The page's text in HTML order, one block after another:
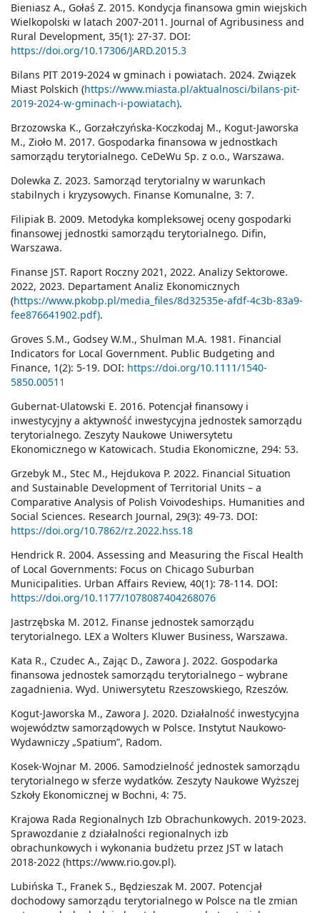
Bieniasz A., Gołaś Z. 2015. Kondycja finansowa gmin wiejskich
Wielkopolski w latach 2007-2011. Journal of Agribusiness and
Rural Development, 35(1): 27-37. DOI:
https://doi.org/10.17306/JARD.2015.3
Bilans PIT 2019-2024 w gminach i powiatach. 2024. Związek
Miast Polskich (https://www.miasta.pl/aktualnosci/bilans-pit-
2019-2024-w-gminach-i-powiatach).
Brzozowska K., Gorzałczyńska-Koczkodaj M., Kogut-Jaworska
M., Zioło M. 2017. Gospodarka finansowa w jednostkach
samorządu terytorialnego. CeDeWu Sp. z o.o., Warszawa.
Dolewka Z. 2023. Samorząd terytorialny w warunkach
stabilnych i kryzysowych. Finanse Komunalne, 3: 7.
Filipiak B. 2009. Metodyka kompleksowej oceny gospodarki
finansowej jednostki samorządu terytorialnego. Difin,
Warszawa.
Finanse JST. Raport Roczny 2021, 2022. Analizy Sektorowe.
2022, 2023. Departament Analiz Ekonomicznych
(https://www.pkobp.pl/media_files/8d32535e-afdf-4c3b-83a9-
fee876641902.pdf).
Groves S.M., Godsey W.M., Shulman M.A. 1981. Financial
Indicators for Local Government. Public Budgeting and
Finance, 1(2): 5-19. DOI: https://doi.org/10.1111/1540-
5850.00511
Gubernat-Ulatowski E. 2016. Potencjał finansowy i
inwestycyjny a aktywność inwestycyjna jednostek samorządu
terytorialnego. Zeszyty Naukowe Uniwersytetu
Ekonomicznego w Katowicach. Studia Ekonomiczne, 294: 53.
Grzebyk M., Stec M., Hejdukova P. 2022. Financial Situation
and Sustainable Development of Territorial Units – a
Comparative Analysis of Polish Voivodeships. Humanities and
Social Sciences. Research Journal, 29(3): 49-73. DOI:
https://doi.org/10.7862/rz.2022.hss.18
Hendrick R. 2004. Assessing and Measuring the Fiscal Health
of Local Governments: Focus on Chicago Suburban
Municipalities. Urban Affairs Review, 40(1): 78-114. DOI:
https://doi.org/10.1177/1078087404268076
Jastrzębska M. 2012. Finanse jednostek samorządu
terytorialnego. LEX a Wolters Kluwer Business, Warszawa.
Kata R., Czudec A., Zając D., Zawora J. 2022. Gospodarka
finansowa jednostek samorządu terytorialnego – wybrane
zagadnienia. Wyd. Uniwersytetu Rzeszowskiego, Rzeszów.
Kogut-Jaworska M., Zawora J. 2020. Działalność inwestycyjna
województw samorządowych w Polsce. Instytut Naukowo-
Wydawniczy „Spatium”, Radom.
Kosek-Wojnar M. 2006. Samodzielność jednostek samorządu
terytorialnego w sferze wydatków. Zeszyty Naukowe Wyższej
Szkoły Ekonomicznej w Bochni, 4: 75.
Krajowa Rada Regionalnych Izb Obrachunkowych. 2019-2023.
Sprawozdanie z działalności regionalnych izb
obrachunkowych i wykonania budżetu przez JST w latach
2018-2022 (https://www.rio.gov.pl).
Lubińska T., Franek S., Będzieszak M. 2007. Potencjał
dochodowy samorządu terytorialnego w Polsce na tle zmian